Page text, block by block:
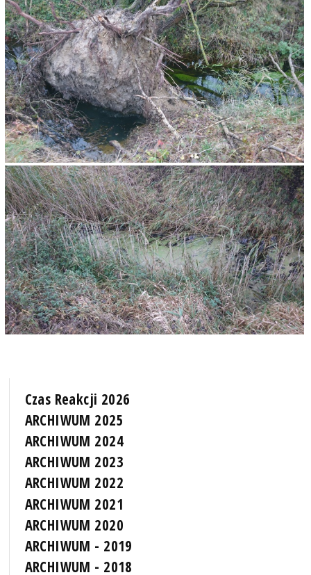
Czas Reakcji 2026
ARCHIWUM 2025
ARCHIWUM 2024
ARCHIWUM 2023
ARCHIWUM 2022
ARCHIWUM 2021
ARCHIWUM 2020
ARCHIWUM - 2019
ARCHIWUM - 2018